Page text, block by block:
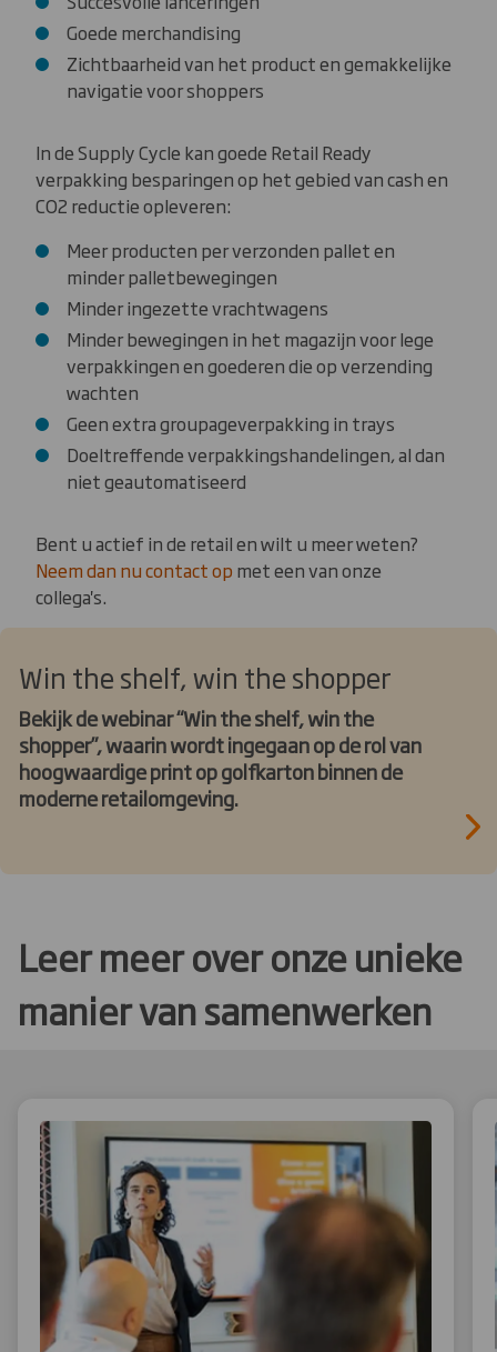
Goede merchandising
Zichtbaarheid van het product en gemakkelijke
navigatie voor shoppers
In de Supply Cycle kan goede Retail Ready
verpakking besparingen op het gebied van cash en
CO2 reductie opleveren:
Meer producten per verzonden pallet en
minder palletbewegingen
Minder ingezette vrachtwagens
Minder bewegingen in het magazijn voor lege
verpakkingen en goederen die op verzending
wachten
Geen extra groupageverpakking in trays
Doeltreffende verpakkingshandelingen, al dan
niet geautomatiseerd
Bent u actief in de retail en wilt u meer weten?
Neem dan nu contact op met een van onze
collega's.
Win the shelf, win the shopper
Bekijk de webinar “Win the shelf, win the
shopper”, waarin wordt ingegaan op de rol van
hoogwaardige print op golfkarton binnen de
moderne retailomgeving.
Leer meer over onze unieke
manier van samenwerken